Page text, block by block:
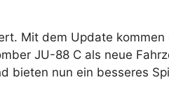
Mit dem Update
JU-88 C als neue
bieten nun ein besseres